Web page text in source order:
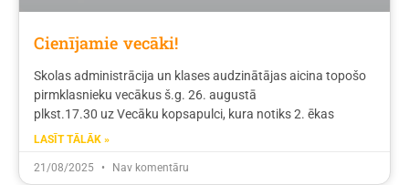
Cienījamie vecāki!
Skolas administrācija un klases audzinātājas aicina topošo
pirmklasnieku vecākus š.g. 26. augustā
plkst.17.30 uz Vecāku kopsapulci, kura notiks 2. ēkas
LASĪT TĀLĀK »
21/08/2025 Nav komentāru